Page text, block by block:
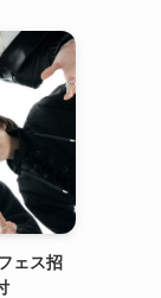
ェス招